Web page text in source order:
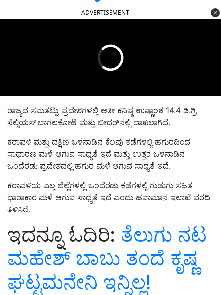
ADVERTISEMENT
ರಾಜ್ಯದ ಸಮತಟ್ಟು ಪ್ರದೇಶಗಳಲ್ಲಿ ಅತೀ ಕನಿಷ್ಠ ಉಷ್ಣಾಂಶ 14.4 ಡಿ.ಗ್ರಿ
ಸೆಲ್ಸಿಯಸ್‌ ಬಾಗಲಕೋಟೆ ಮತ್ತು ಬೀದರ್‌ನಲ್ಲಿ ದಾಖಲಾಗಿದೆ.
ಕರಾವಳಿ ಮತ್ತು ದಕ್ಷಿಣ ಒಳನಾಡಿನ ಕೆಲವು ಕಡೆಗಳಲ್ಲಿ ಹಗುರದಿಂದ
ಸಾಧಾರಣ ಮಳೆ ಆಗುವ ಸಾಧ್ಯತೆ ಇದೆ ಮತ್ತು ಉತ್ತರ ಒಳನಾಡಿನ
ಒಂದೆರಡು ಪ್ರದೇಶದಲ್ಲಿ ಹಗುರ ಮಳೆ ಆಗುವ ಸಾಧ್ಯತೆ ಇದೆ.
ಕರಾವಳಿಯ ಎಲ್ಲ ಜಿಲ್ಲೆಗಳಲ್ಲಿ ಒಂದೆರಡು ಕಡೆಗಳಲ್ಲಿ ಗುಡುಗು ಸಹಿತ
ಧಾರಾಕಾರ ಮಳೆ ಆಗುವ ಸಾಧ್ಯತೆ ಇದೆ ಎಂದು ಹವಾಮಾನ ಇಲಾಖೆ ವರದಿ
ತಿಳಿಸಿದೆ.
ಇದನ್ನೂ ಓದಿರಿ: ತೆಲುಗು ನಟ
ಮಹೇಶ್‌ ಬಾಬು ತಂದೆ ಕೃಷ್ಣ
ಘಟ್ಟಮನೇನಿ ಇನ್ನಿಲ್ಲ!